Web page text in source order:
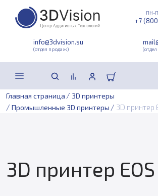
info@3dvision.su
(отдел продаж) (отдел
ПН-
+7
Главная страница / 3D принтеры
/ Промышленные 3D принтеры / 3D принтер
3D принтер